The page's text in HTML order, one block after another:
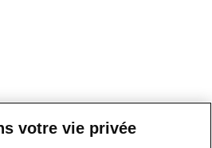
votre vie privée